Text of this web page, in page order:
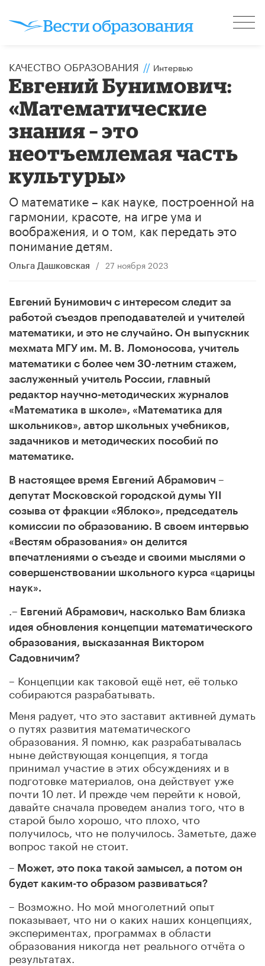
КАЧЕСТВО ОБРАЗОВАНИЯ // Интервью
Евгений Бунимович:
«Математические
знания – это
неотъемлемая часть
культуры»
О математике – как науке, построенной на
гармонии, красоте, на игре ума и
воображения, и о том, как передать это
понимание детям.
Ольга Дашковская / 27 ноября 2023
Евгений Бунимович с интересом следит за
работой съездов преподавателей и учителей
математики, и это не случайно. Он выпускник
мехмата МГУ им. М. В. Ломоносова, учитель
математики с более чем 30-летним стажем,
заслуженный учитель России, главный
редактор научно-методических журналов
«Математика в школе», «Математика для
школьников», автор школьных учебников,
задачников и методических пособий по
математике.
В настоящее время Евгений Абрамович –
депутат Московской городской думы YII
cозыва от фракции «Яблоко», председатель
комиссии по образованию. В своем интервью
«Вестям образования» он делится
впечатлениями о съезде и своими мыслями о
совершенствовании школьного курса «царицы
наук».
– Евгений Абрамович, насколько Вам близка
идея обновления концепции математического
образования, высказанная Виктором
Садовничим?
– Концепции как таковой ещё нет, её только
собираются разрабатывать.
Меня радует, что это заставит активней думать
о путях развития математического
образования. Я помню, как разрабатывалась
ныне действующая концепция, я тогда
принимал участие в этих обсуждениях и в
подготовке материалов, она действует уже
почти 10 лет. И прежде чем перейти к новой,
давайте сначала проведем анализ того, что в
старой было хорошо, что плохо, что
получилось, что не получилось. Заметьте, даже
вопрос такой не стоит.
– Может, это пока такой замысел, а потом он
будет каким-то образом развиваться?
– Возможно. Но мой многолетний опыт
показывает, что ни о каких наших концепциях,
экспериментах, программах в области
образования никогда нет реального отчёта о
результатах.